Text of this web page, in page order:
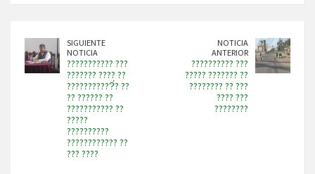
SIGUIENTE
NOTICIA
??????????? ???
??????? ???? ??
???????????́? ??
?? ?????? ??
??????????? ??
?????
??????????
???????????? ??
??? ????
NOTICIA
ANTERIOR
?????????? ???
????? ??????? ??
???????? ?? ???
???? ???
????????